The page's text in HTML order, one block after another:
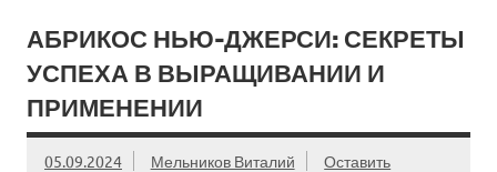
АБРИКОС НЬЮ-ДЖЕРСИ: СЕКРЕТЫ
УСПЕХА В ВЫРАЩИВАНИИ И
ПРИМЕНЕНИИ
05.09.2024 Мельников Виталий
Оставить